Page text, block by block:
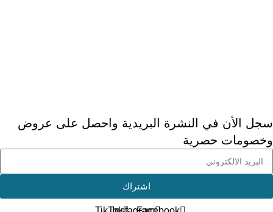
سجل الأن في النشرة البريدية واحصل على عروض
وخصومات حصرية
اشتراك